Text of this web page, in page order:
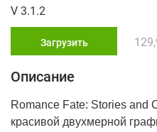
V 3.1.2
Загрузить
Описание
Romance Fate: Stories and
красивой двухмерной